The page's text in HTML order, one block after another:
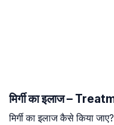
मिर्गी का इलाज –
मिर्गी का इलाज कैसे किया